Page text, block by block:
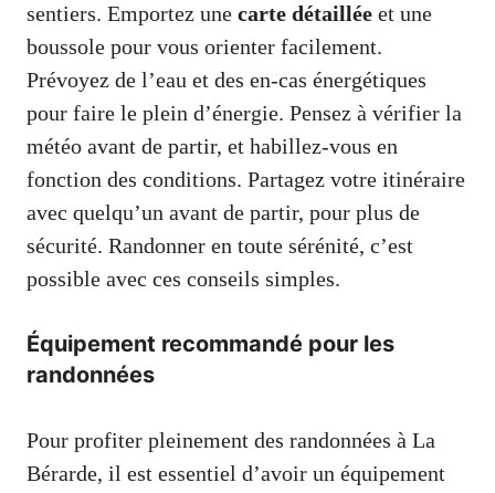
sentiers. Emportez une carte détaillée et une
boussole pour vous orienter facilement.
Prévoyez de l’eau et des en-cas énergétiques
pour faire le plein d’énergie. Pensez à vérifier la
météo avant de partir, et habillez-vous en
fonction des conditions. Partagez votre itinéraire
avec quelqu’un avant de partir, pour plus de
sécurité. Randonner en toute sérénité, c’est
possible avec ces conseils simples.
Équipement recommandé pour les
randonnées
Pour profiter pleinement des randonnées à La
Bérarde, il est essentiel d’avoir un équipement